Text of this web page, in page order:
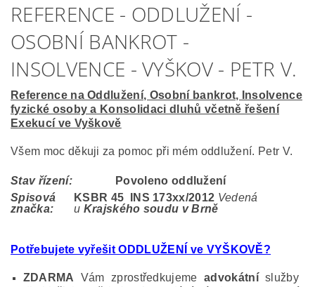
REFERENCE - ODDLUŽENÍ -
OSOBNÍ BANKROT -
INSOLVENCE - VYŠKOV - PETR V.
Reference na Oddlužení, Osobní bankrot, Insolvence
fyzické osoby a Konsolidaci dluhů včetně řešení
Exekucí ve Vyškově
Všem moc děkuji za pomoc při mém oddlužení. Petr V.
Stav řízení:
Povoleno oddlužení
Spisová
značka:
KSBR 45 INS 173xx/2012 Vedená
u Krajského soudu v Brně
Potřebujete vyřešit ODDLUŽENÍ ve VYŠKOVĚ?
ZDARMA Vám zprostředkujeme advokátníslužby